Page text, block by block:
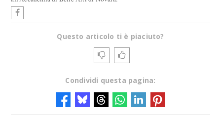
Questo articolo ti è piaciuto?
Condividi questa pagina: